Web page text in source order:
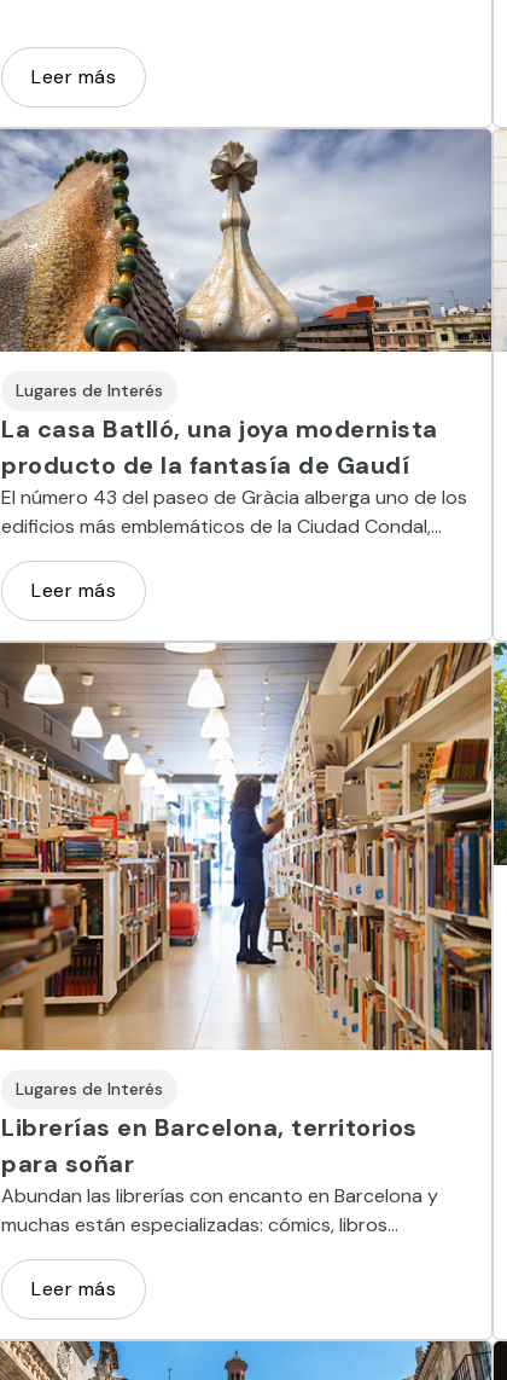
Leer más
Lugares de Interés
La casa Batlló, una joya modernista
producto de la fantasía de Gaudí
El número 43 del paseo de Gràcia alberga uno de los
edificios más emblemáticos de la Ciudad Condal,
referencia indiscutible del modernismo catalán.
Leer más
Lugares de Interés
Librerías en Barcelona, territorios
para soñar
Abundan las librerías con encanto en Barcelona y
muchas están especializadas: cómics, libros
antiguos, de viajes, de cultura italiana…
Leer más